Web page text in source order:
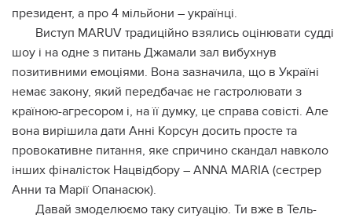
президент, а про 4 мільйони – українці.
Виступ MARUV традиційно взялись оцінювати судді
шоу і на одне з питань Джамали зал вибухнув
позитивними емоціями. Вона зазначила, що в Україні
немає закону, який передбачає не гастролювати з
країною-агресором і, на її думку, це справа совісті. Але
вона вирішила дати Анні Корсун досить просте та
провокативне питання, яке спричино скандал навколо
інших фіналісток Нацвідбору – ANNA MARIA (сестрер
Анни та Марії Опанасюк).
Давай змоделюємо таку ситуацію. Ти вже в Тель-